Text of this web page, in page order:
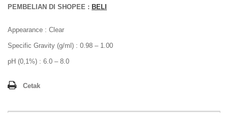
PEMBELIAN DI SHOPEE : BELI
Appearance : Clear
Specific Gravity (g/ml) : 0.98 – 1.00
pH (0,1%) : 6.0 – 8.0
Cetak